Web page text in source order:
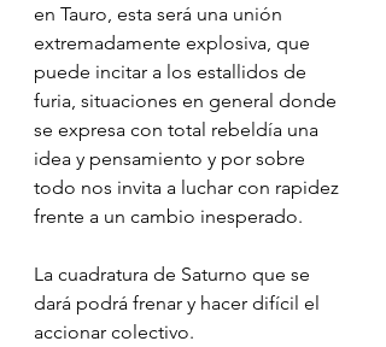
en Tauro, esta será una unión
extremadamente explosiva, que
puede incitar a los estallidos de
furia, situaciones en general donde
se expresa con total rebeldía una
idea y pensamiento y por sobre
todo nos invita a luchar con rapidez
frente a un cambio inesperado.
La cuadratura de Saturno que se
dará podrá frenar y hacer difícil el
accionar colectivo.